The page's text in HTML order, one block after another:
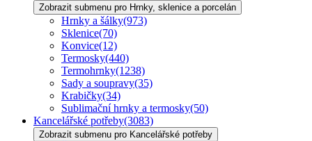
Zobrazit submenu pro Hrnky, sklenice a porcelán
Hrnky a šálky(973)
Sklenice(70)
Konvice(12)
Termosky(440)
Termohrnky(1238)
Sady a soupravy(35)
Krabičky(34)
Sublimační hrnky a termosky(50)
Kancelářské potřeby(3083)
Zobrazit submenu pro Kancelářské potřeby